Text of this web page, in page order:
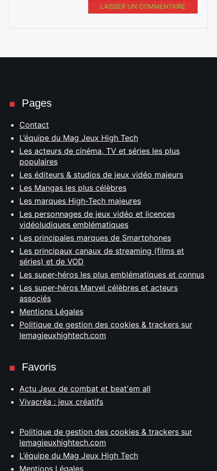
LAISSER UN COMMENTAIRE
Pages
Contact
L’équipe du Mag Jeux High Tech
Les acteurs de cinéma, TV et séries les plus
populaires
Les éditeurs & studios de jeux vidéo majeurs
Les Mangas les plus célèbres
Les marques High-Tech majeures
Les personnages de jeux vidéo et licences
vidéoludiques emblématiques
Les principales marques de Smartphones
Les principaux canaux de streaming (films et
séries) et de VOD
Les super-héros les plus emblématiques et connus
Les super-héros Marvel célèbres et acteurs
associés
Mentions Légales
Politique de gestion des cookies & trackers sur
lemagjeuxhightech.com
Favoris
Actu Jeux de combat et beat'em all
Vivacréa : jeux créatifs
Politique de gestion des cookies & trackers sur
lemagjeuxhightech.com
L’équipe du Mag Jeux High Tech
Mentions Légales